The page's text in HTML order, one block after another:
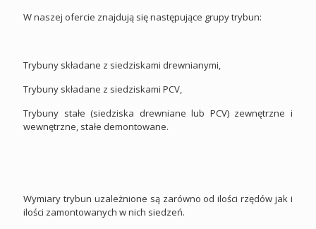
W naszej ofercie znajdują się następujące grupy trybun:
Trybuny składane z siedziskami drewnianymi,
Trybuny składane z siedziskami PCV,
Trybuny stałe (siedziska drewniane lub PCV) zewnętrzne i
wewnętrzne, stałe demontowane.
Wymiary trybun uzależnione są zarówno od ilości rzędów jak i
ilości zamontowanych w nich siedzeń.